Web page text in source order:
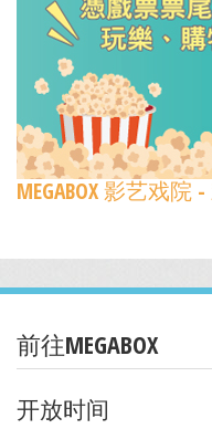
MEGABOX 影艺戏
前往MEGABOX
开放时间